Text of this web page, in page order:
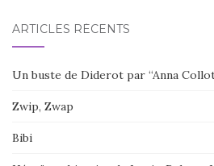
ARTICLES RÉCENTS
Un buste de Diderot par “Anna
Zwip, Zwap
Bibi